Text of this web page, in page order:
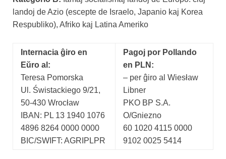
landoj de Azio (escepte de Israelo, Japanio kaj Korea
Respubliko), Afriko kaj Latina Ameriko
Internacia ĝiro en
Eŭro al:
Teresa Pomorska
Ul. Świstackiego 9/21,
50-430 Wrocław
IBAN: PL 13 1940 1076
4896 8264 0000 0000
BIC/SWIFT: AGRIPLPR
Pagoj por Pollando
en PLN:
– per ĝiro al Wiesław
Libner
PKO BP S.A.
O/Gniezno
60 1020 4115 0000
9102 0025 5414